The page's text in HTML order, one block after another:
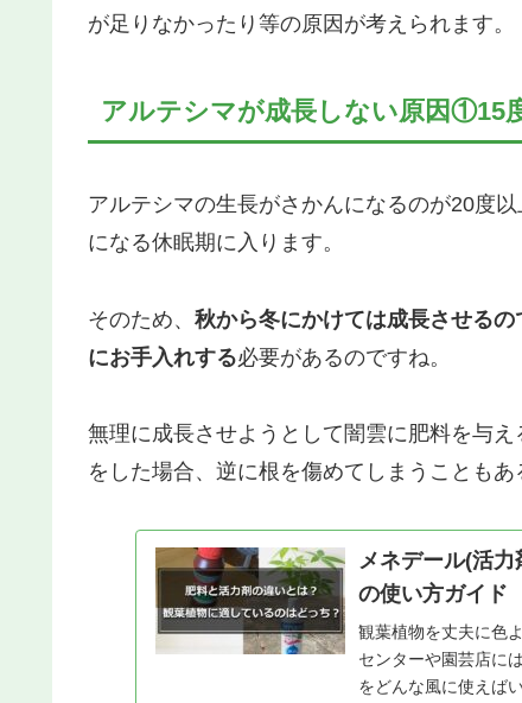
が足りなかったり等の原因が考えられます。
アルテシマが成長しない原因①15
アルテシマの生長がさかんになるのが20度
になる休眠期に入ります。
そのため、 秋から冬にかけては成長させる
にお手入れする必要があるのですね。
無理に成長させようとして闇雲に肥料を与
をした場合、逆に根を傷めてしまうこともあ
メネデール(活
の使い方ガイド
観葉植物を丈夫に色
センターや園芸店に
をどんな風に使えば